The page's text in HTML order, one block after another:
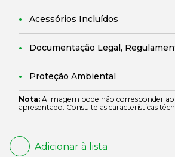
Acessórios Incluídos
Documentação Legal,
Proteção Ambiental
Nota: A imagem pode não corresponder
apresentado. Consulte as características
Adicionar à lista